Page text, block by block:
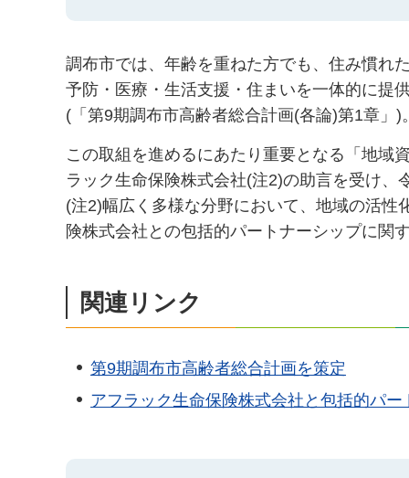
調布市では、年齢を重ねた方でも、住み慣れ
予防・医療・生活支援・住まいを一体的に提
(「第9期調布市高齢者総合計画(各論)第1章」)。
この取組を進めるにあたり重要となる「地域
ラック生命保険株式会社(注2)の助言を受け、
(注2)幅広く多様な分野において、地域の活
険株式会社との包括的パートナーシップに関
関連リンク
第9期調布市高齢者総合計画を策定
アフラック生命保険株式会社と包括的パ